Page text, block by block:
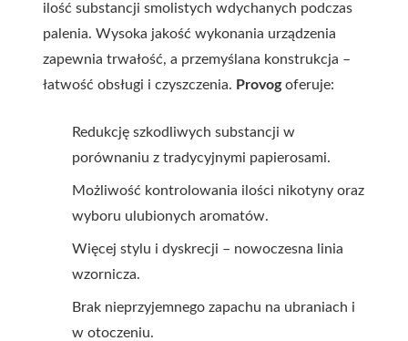
ilość substancji smolistych wdychanych podczas
palenia. Wysoka jakość wykonania urządzenia
zapewnia trwałość, a przemyślana konstrukcja –
łatwość obsługi i czyszczenia. Provogoferuje:
Redukcję szkodliwych substancji w
porównaniu z tradycyjnymi papierosami.
Możliwość kontrolowania ilości nikotyny oraz
wyboru ulubionych aromatów.
Więcej stylu i dyskrecji – nowoczesna linia
wzornicza.
Brak nieprzyjemnego zapachu na ubraniach i
w otoczeniu.